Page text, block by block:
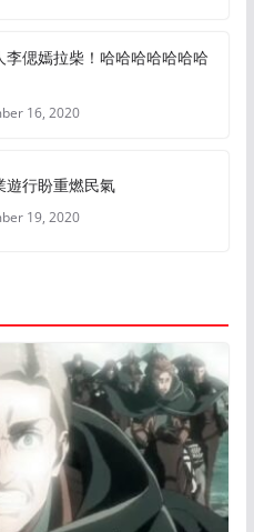
李偲嫣拉柴！哈哈哈哈哈哈哈
16, 2020
遊行盼重燃民氣
19, 2020